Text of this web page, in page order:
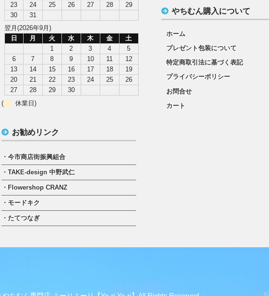
23
24 25 26 27 28
29
30
31
翌月(2026年9月)
日
月 火 水 木 金
土
1
2 3 4
5
6
7 8 9 10 11
12
13
14 15 16 17 18
19
20
21 22 23 24 25
26
27
28 29
30
(
休業日)
お勧めリンク
・今市商店街振興組合
・TAKE-design 中野武仁
・Flowershop CRANZ
・モードキク
・たてつなぎ
やちむん購入について
ホーム
プレゼント包装について
特定商取引法に基づく表記
プライバシーポリシー
お問合せ
カート